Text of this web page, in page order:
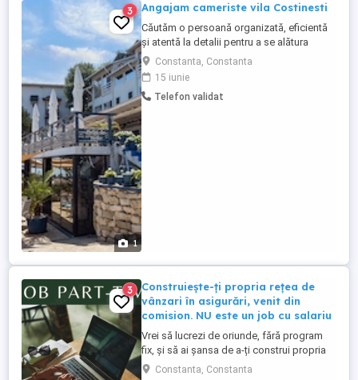
1
3 Angajam cameriste vila Costinesti
Căutăm o persoană organizată, eficientă
și atentă la detalii pentru a se alătura
echipei noastre de curățenie. Dacă ești o
persoană harnică și îți place ordinea, te
vrem în echipă. Ce vei face: Asiguri
curățenia și igienizarea camerelor de hotel
Constanta, Constanta
15 iunie
Telefon validat
3
Construiește-ți propria rețea de
vânzari în asigurări, venit din
comision. NU este un job cu salariu
Vrei să lucrezi de oriunde, fără program
fix, și să ai șansa de a-ți construi propria
carieră în domeniul asigurărilor? Aceasta
Constanta, Constanta